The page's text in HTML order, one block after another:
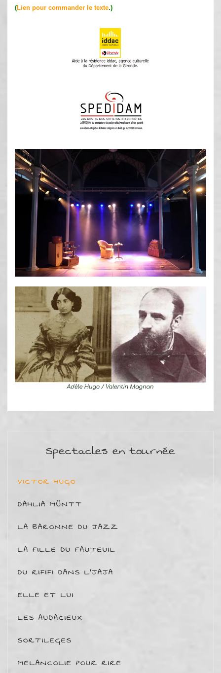
(Lien pour commander le texte.)
Spectacles en tournée
VICTOR HUGO
DAHLIA MÜNTT
LA BARONNE DU JAZZ
LA FILLE DU FAUTEUIL
DU RIFIFI DANS L'JAJA
ELLE ET LUI
LES AUDACIEUX
SORTILEGES
MELANCOLIE POUR RIRE